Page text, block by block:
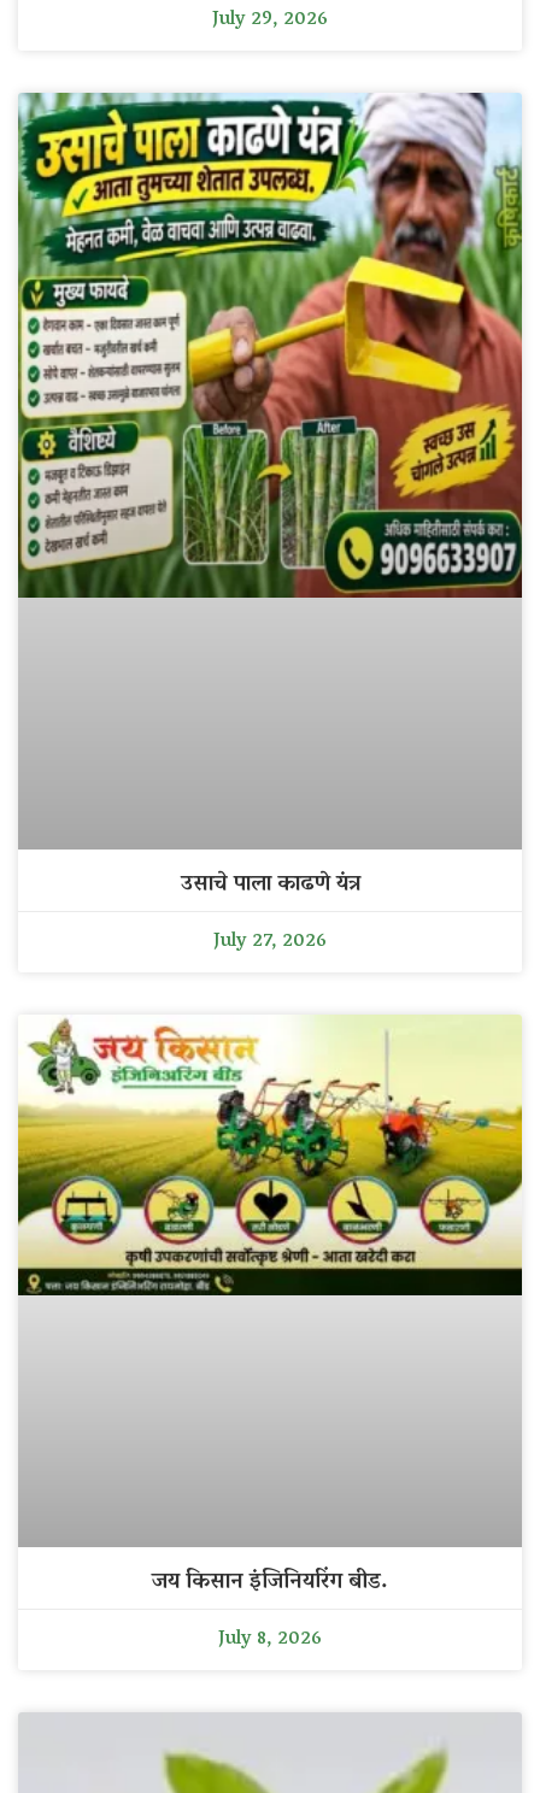
July 29, 2026
उसाचे पाला काढणे यंत्र
July 27, 2026
जय किसान इंजिनियरिंग बीड.
July 8, 2026